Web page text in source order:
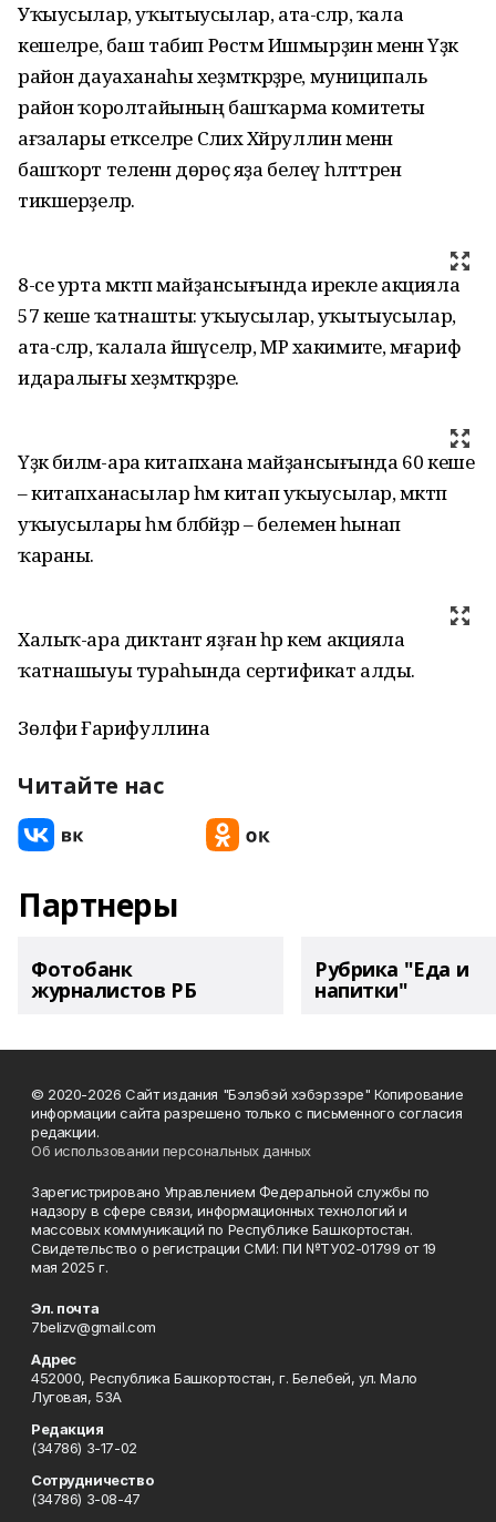
Уҡыусылар, уҡытыусылар, ата-әсәләр, ҡала
кешеләре, баш табип Рөстәм Ишмырҙин менән Үҙәк
район дауаханаһы хеҙмәткәрҙәре, муниципаль
район ҡоролтайының башҡарма комитеты
ағзалары етәкселәре Сәлих Хәйруллин менән
башҡорт теленән дөрөҫ яҙа белеү һәләттәрен
тикшерҙеләр.
8-се урта мәктәп майҙансығында ирекле акцияла
57 кеше ҡатнашты: уҡыусылар, уҡытыусылар,
ата-әсәләр, ҡалала йәшәүселәр, МР хакимиәте, мәғариф
идаралығы хеҙмәткәрҙәре.
Үҙәк биләмә-ара китапхана майҙансығында 60 кеше
– китапханасылар һәм китап уҡыусылар, мәктәп
уҡыусылары һәм бәләбәйҙәр – белемен һынап
ҡараны.
Халыҡ-ара диктант яҙған һәр кем акцияла
ҡатнашыуы тураһында сертификат алды.
Зөлфиә Ғарифуллина
Читайте нас
Партнеры
Фотобанк
журналистов РБ
Рубрика "Еда и
напитки"
© 2020-2026 Сайт издания "Бэлэбэй хэбэрзэре" Копирование
информации сайта разрешено только с письменного согласия
редакции.
Об использовании персональных данных
Зарегистрировано Управлением Федеральной службы по
надзору в сфере связи, информационных технологий и
массовых коммуникаций по Республике Башкортостан.
Свидетельство о регистрации СМИ: ПИ №ТУ02-01799 от 19
мая 2025 г.
Эл. почта
7belizv@gmail.com
Адрес
452000, Республика Башкортостан, г. Белебей, ул. Мало
Луговая, 53А
Редакция
(34786) 3-17-02
Сотрудничество
(34786) 3-08-47